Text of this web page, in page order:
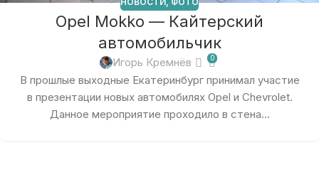
Opel Mokko — Кайтерский
автомобильчик
Игорь Кремнёв 0
В прошлые выходные Екатеринбург принимал участие
в презентации новых автомобилях Opel и Chevrolet.
Данное мероприятие проходило в стена...